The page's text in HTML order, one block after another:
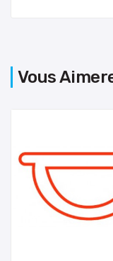
Vous